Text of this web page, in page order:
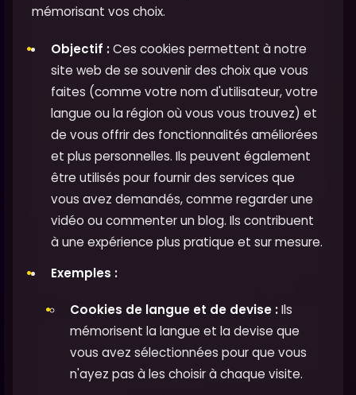
mémorisant vos choix.
Objectif :Ces cookies permettent à notre
site web de se souvenir des choix que vous
faites (comme votre nom d'utilisateur, votre
langue ou la région où vous vous trouvez) et
de vous offrir des fonctionnalités améliorées
et plus personnelles. Ils peuvent également
être utilisés pour fournir des services que
vous avez demandés, comme regarder une
vidéo ou commenter un blog. Ils contribuent
à une expérience plus pratique et sur mesure.
Exemples :
Cookies de langue et de devise :Ils
mémorisent la langue et la devise que
vous avez sélectionnées pour que vous
n'ayez pas à les choisir à chaque visite.